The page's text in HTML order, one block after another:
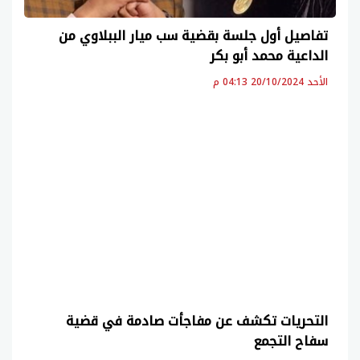
تفاصيل أول جلسة بقضية سب ميار الببلاوي من
الداعية محمد أبو بكر
الأحد 20/10/2024 04:13 م
التحريات تكشف عن مفاجأت صادمة في قضية
سفاح التجمع